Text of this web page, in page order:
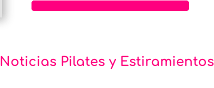
Noticias Pilates y Estiramientos